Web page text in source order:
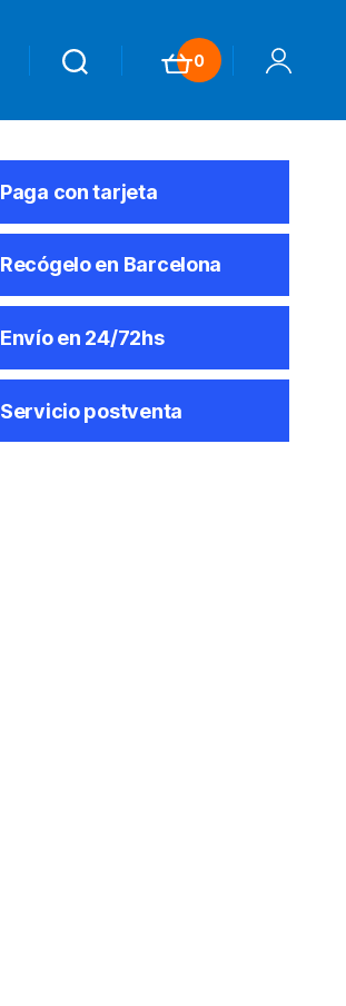
Search
0
Paga con tarjeta
Recógelo en Barcelona
Envío en 24/72hs
Servicio postventa